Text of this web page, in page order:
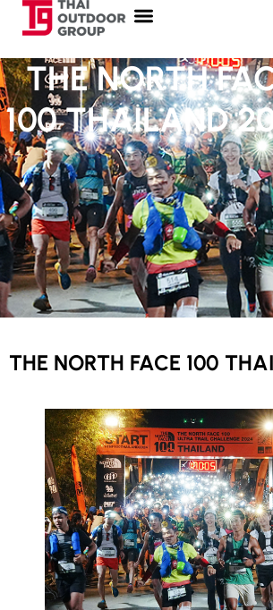
THE NORTH
100 THAILAND
THE NORTH FACE 100